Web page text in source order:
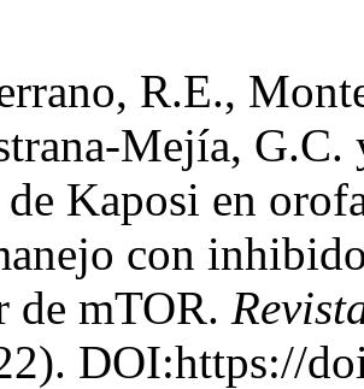
R.E.,
Mejía,
de Kaposi en
con
de mTOR.
DOI:https://